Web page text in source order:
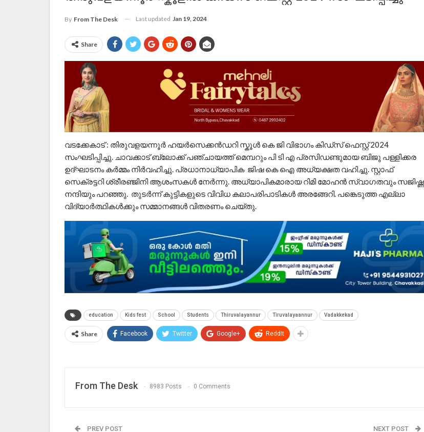
By From The Desk Last updated Jan 19, 2024
Share
വടക്കേകാട് : തിരുവളയന്നൂർ ഹയർസെക്കൻഡറി സ്കൂൾ കെ ജി വിഭാഗം കിഡ്സ്‌ ഫെസ്റ്റ് 2024
സംഘടിപ്പിച്ചു. ചാവക്കാട് ബ്ലോക്ക് പഞ്ചായത്ത് മെമ്പറും പി ടി എ പ്രസിഡണ്ടുമായ ബിജു പള്ളിക്കര
ഉദ്ഘാടനം കർമ്മം നിർവഹിച്ചു. പ്രധാനാധ്യാപിക ജിഷ കെ ഐ അധ്യക്ഷത വഹിച്ചു. സ്റ്റാഫ്
സെക്രട്ടറി ശ്രീരഞ്ജിനി ആശംസകൾ നേർന്നു. അധ്യാപികമാരായ റിമി മോഹൻ സ്വാഗതവും സജിഷ്ണ
നന്ദിയും പറഞ്ഞു. തുടർന്ന് കുട്ടികളുടെ വിവിധ കലാപരിപാടികൾ അരങ്ങേറി. പങ്കെടുത്ത എല്ലാ
വിദ്യാർത്ഥികൾക്കും സമ്മാനങ്ങൾ വിതരണം ചെയ്തു.
education Kids fest School Students Thiruvalayannur Tiruvalayaannur Vadakkekad
Share Facebook Twitter Google+ ReddIt
From The Desk 8983 Posts 0 Comments
PREV POST NEXT POST